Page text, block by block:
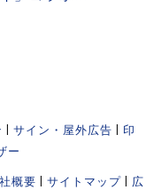
サイン・屋外広告
印
ー
概要 サイトマップ
広